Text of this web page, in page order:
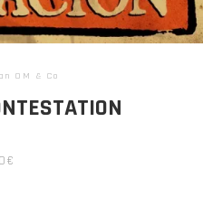
OM & Co
€